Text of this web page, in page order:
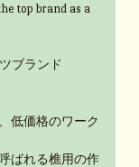
top brand as a
ブランド
低価格のワーク
ばれる樵用の作